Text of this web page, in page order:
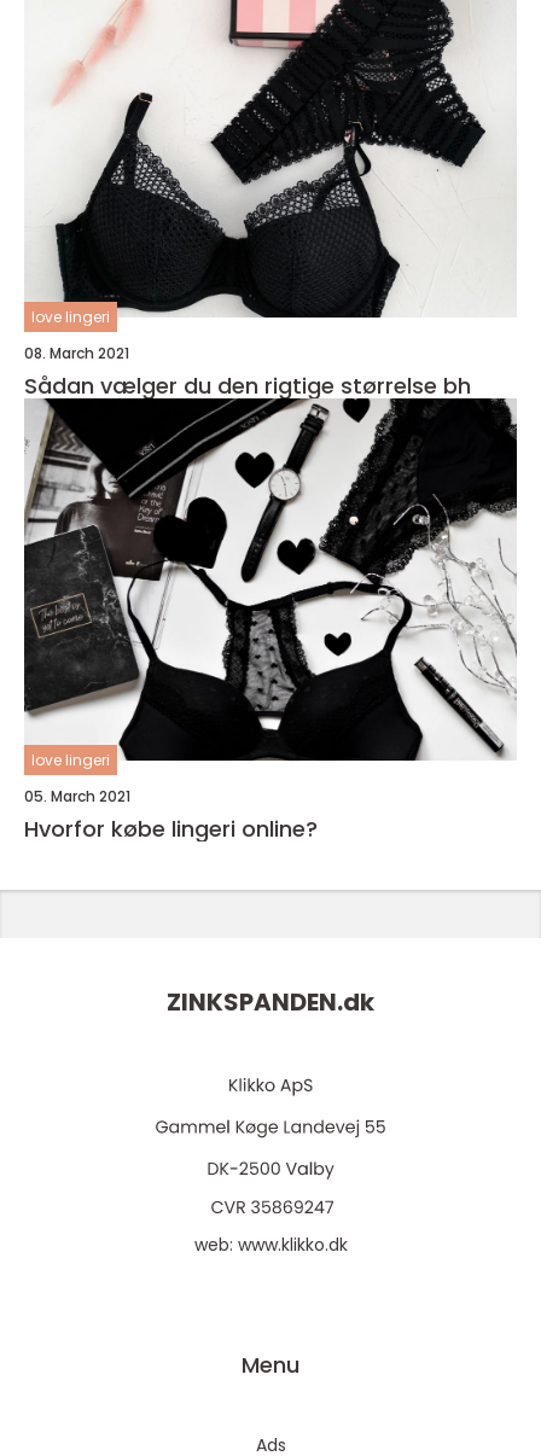
love lingeri
08. March 2021
Sådan vælger du den rigtige størrelse bh
love lingeri
05. March 2021
Hvorfor købe lingeri online?
ZINKSPANDEN.dk
web: www.klikko.dk
Menu
Ads